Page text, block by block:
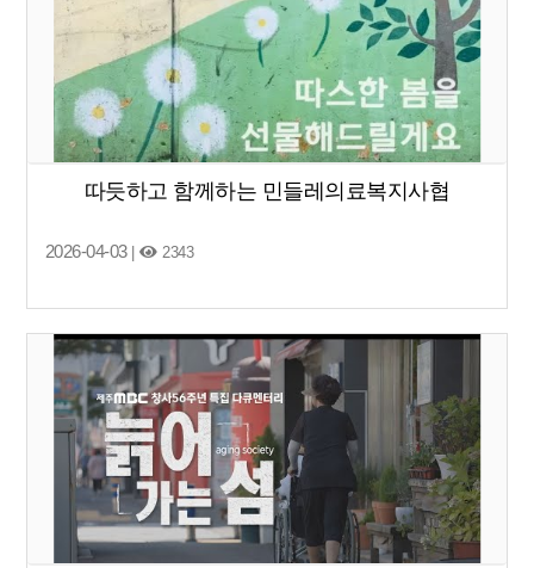
따듯하고 함께하는 민들레의료복지사협
2026-04-03| 2343